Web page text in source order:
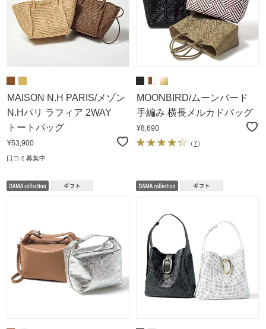
MAISON N.H PARIS/メゾン
N.Hパリ ラフィア 2WAY
トートバッグ
¥53,900
口コミ募集中
MOONBIRD/ムーンバード
手編み 横長メルカドバッグ
¥8,690
（7）